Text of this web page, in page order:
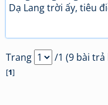
Dạ Lang trời ấy, tiêu
Trang /1 (9 bài trả
[1]